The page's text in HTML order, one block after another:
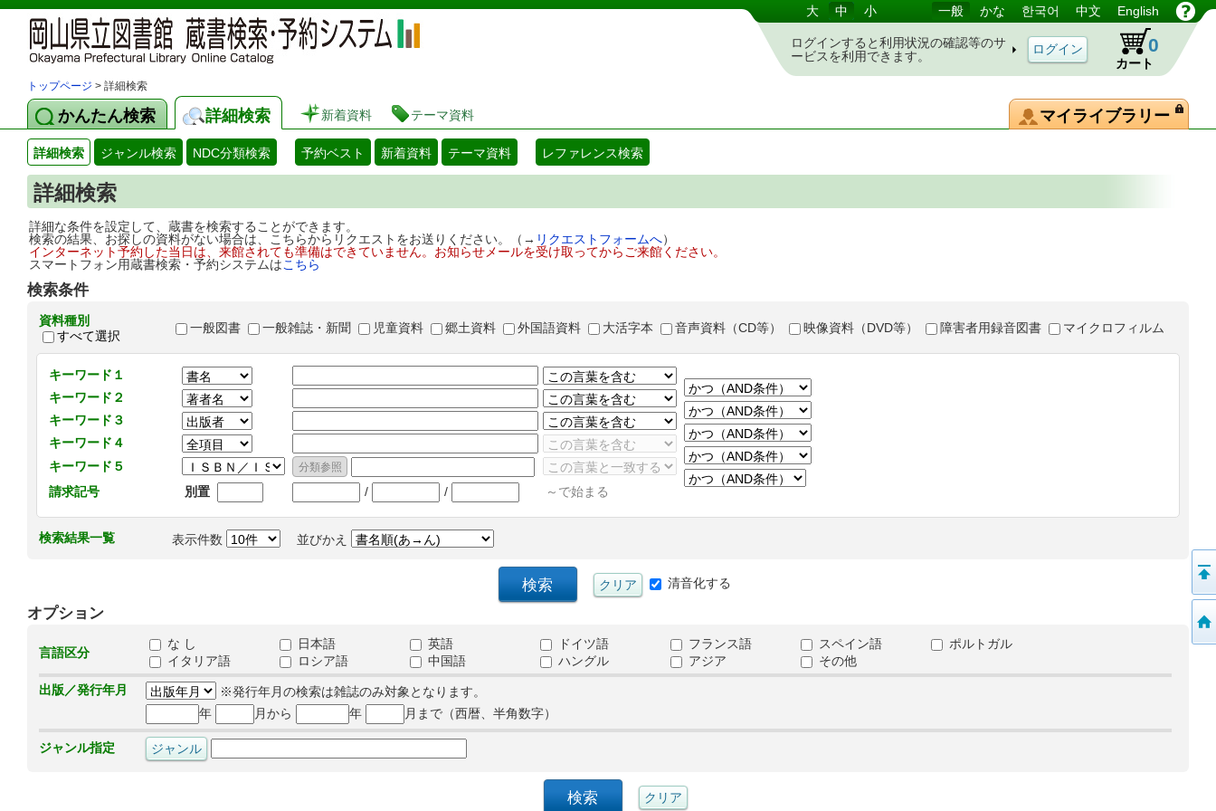
岡山県立図書館 蔵書検索・予約システム 大 中 小 一般 かな 한국어 中文 English
ログインすると利用状況の確認等のサ
ービスを利用できます。
カート
0
トップページ > 詳細検索
かんたん検索 詳細検索 新着資料 テーマ資料 マイライブラリー
詳細検索 ジャンル検索 NDC分類検索 予約ベスト 新着資料 テーマ資料 レファレンス検索
詳細検索
詳細な条件を設定して、蔵書を検索することができます。
検索の結果、お探しの資料がない場合は、こちらからリクエストをお送りください。（→ リクエストフォームへ）
インターネット予約した当日は、来館されても準備はできていません。お知らせメールを受け取ってからご来館ください。
スマートフォン用蔵書検索・予約システムはこちら
検索条件
資料種別
すべて選択
一般図書 一般雑誌・新聞 児童資料 郷土資料 外国語資料 大活字本 音声資料（CD等） 映像資料（DVD等） 障害者用録音図書 マイクロフィルム
キーワード１
キーワード２
キーワード３
キーワード４
キーワード５
請求記号
別置 / / ～で始まる
検索結果一覧 表示件数 並びかえ
清音化する
オプション
言語区分
な し 日本語 英語 ドイツ語 フランス語 スペイン語
ポルトガル
イタリア語
ロシア語 中国語 ハングル アジア
その他
出版／発行年月
※発行年月の検索は雑誌のみ対象となります。
年
月から 年 月まで（西暦、半角数字）
ジャンル指定